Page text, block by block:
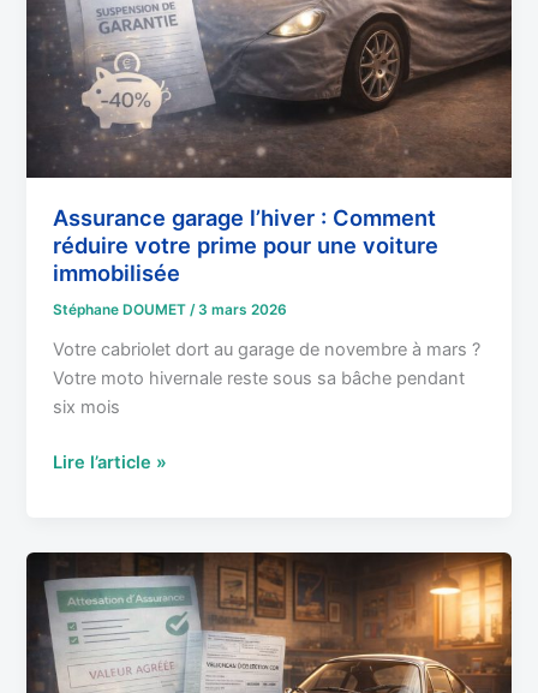
Assurance garage l’hiver : Comment
réduire votre prime pour une voiture
immobilisée
Stéphane DOUMET/ 3 mars 2026
Votre cabriolet dort au garage de novembre à mars ?
Votre moto hivernale reste sous sa bâche pendant
six mois
réduire
votre
prime
pour
une
voiture
Lire l’article »
Voiture
de
collection
:
Garanties